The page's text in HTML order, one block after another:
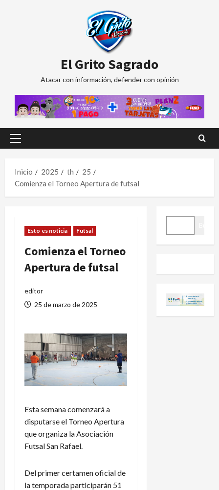
El Grito Sagrado
Atacar con información, defender con opinión
Menú
Inicio
2025 th
25
Comienza el Torneo Apertura de futsal
Esto es noticia Futsal
Comienza el Torneo
Apertura de futsal
editor
25 de marzo de 2025
Esta semana comenzará a
disputarse el Torneo Apertura
que organiza la Asociación
Futsal San Rafael.
Del primer certamen oficial de
la temporada participarán 51